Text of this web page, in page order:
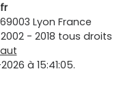
Lyon France
2002 - 2018 tous droits
à 15:41:05.